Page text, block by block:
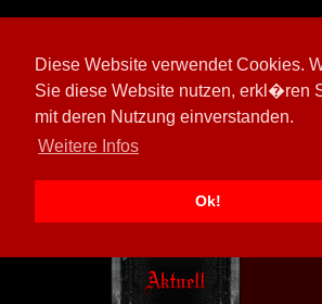
Diese Website verwendet Cookies.
Sie diese Website nutzen, erkl�ren
mit deren Nutzung einverstanden.
Weitere Infos
Ok!
[ 600026/M3]